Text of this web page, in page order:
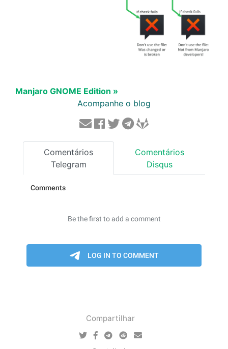
Compartilhar
Manjaro GNOME Edition »
Acompanhe o blog
Comentários
Telegram
Comentários
Disqus